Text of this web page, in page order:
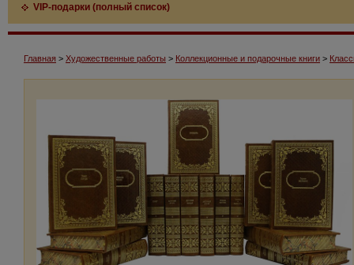
VIP-подарки (полный список)
Главная > Художественные работы > Коллекционные и подарочные книги >